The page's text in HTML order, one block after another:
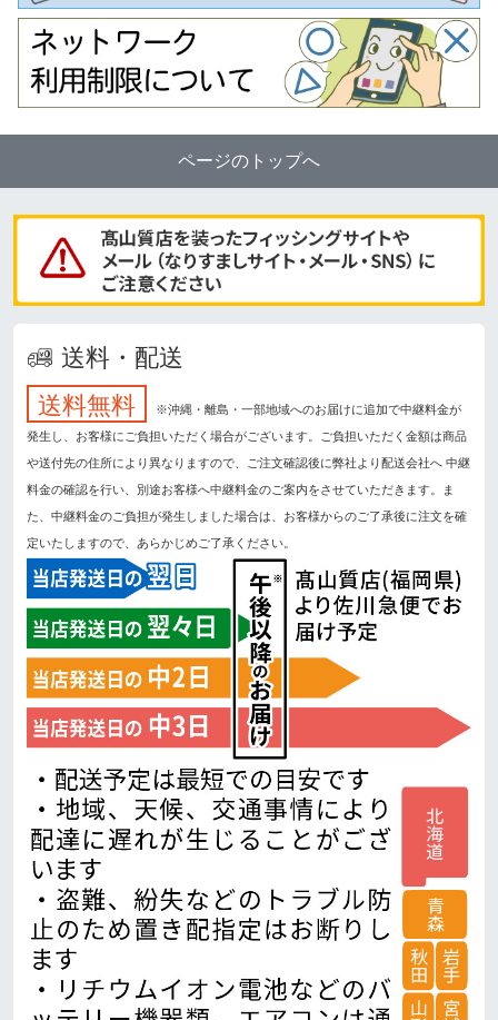
ページのトップへ
送料・配送
送料無料
※沖縄・離島・一部地域へのお届けに追加で中継料金が
発生し、お客様にご負担いただく場合がございます。ご負担いただく金額は商品
や送付先の住所により異なりますので、ご注文確認後に弊社より配送会社へ 中継
料金の確認を行い、別途お客様へ中継料金のご案内をさせていただきます。ま
た、中継料金のご負担が発生しました場合は、お客様からのご了承後に注文を確
定いたしますので、あらかじめご了承ください。